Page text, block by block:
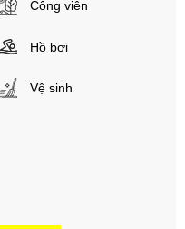
Công viên
Hồ bơi
Vệ sinh